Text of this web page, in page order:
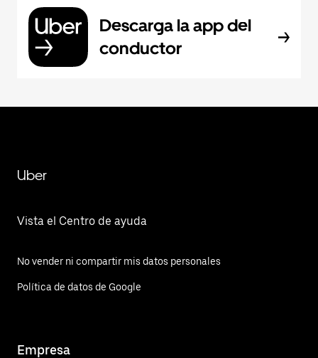
Descarga la app del
conductor
Uber
Vista el Centro de ayuda
No vender ni compartir mis datos personales
Política de datos de Google
Empresa